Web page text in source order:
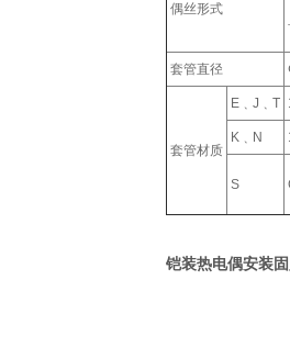
偶丝形式
套管直径
套管材质
E﹑J﹑T
K﹑N
S
铠装热电偶安装